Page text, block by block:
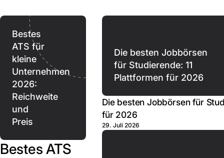
Bestes
ATS für
kleine
Unternehmen
2026:
Reichweite
und
Preis
Bestes ATS
Die besten Jobbörsen
für Studierende: 11
Plattformen für 2026
Die besten Jobbörsen für
für 2026
29. Juli 2026